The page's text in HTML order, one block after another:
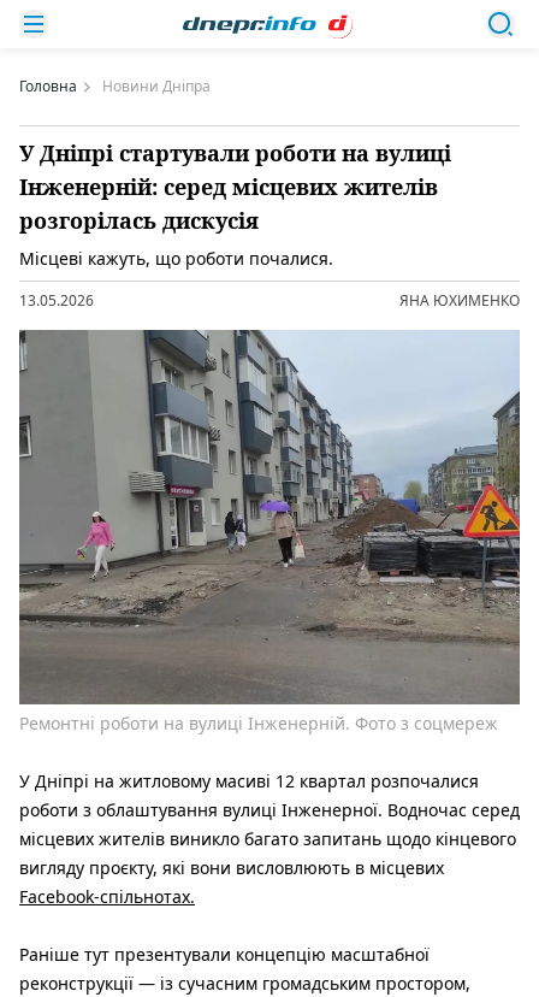
Головна Новини Дніпра
У Дніпрі стартували роботи на вулиці
Інженерній: серед місцевих жителів
розгорілась дискусія
Місцеві кажуть, що роботи почалися.
13.05.2026 ЯНА ЮХИМЕНКО
Ремонтні роботи на вулиці Інженерній. Фото з соцмереж
У Дніпрі на житловому масиві 12 квартал розпочалися
роботи з облаштування вулиці Інженерної. Водночас серед
місцевих жителів виникло багато запитань щодо кінцевого
вигляду проєкту, які вони висловлюють в місцевих
Facebook-спільнотах.
Раніше тут презентували концепцію масштабної
реконструкції — із сучасним громадським простором,